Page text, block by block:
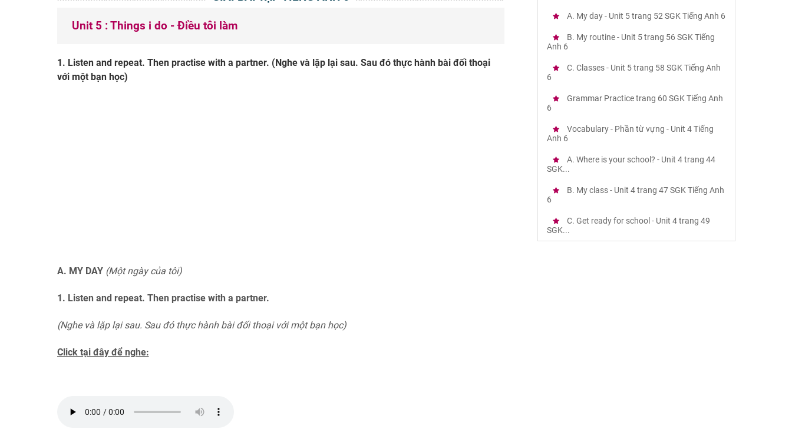
Unit 5 : Things i do - Điều tôi làm
1. Listen and repeat. Then practise with a partner. (Nghe và lặp lại sau. Sau đó thực hành bài đối thoại
với một bạn học)
A. MY DAY (Một ngày của tôi)
1. Listen and repeat. Then practise with a partner.
(Nghe và lặp lại sau. Sau đó thực hành bài đối thoại với một bạn học)
Click tại đây để nghe:
A. My day - Unit 5 trang 52 SGK Tiếng Anh 6
B. My routine - Unit 5 trang 56 SGK Tiếng
Anh 6
C. Classes - Unit 5 trang 58 SGK Tiếng Anh
6
Grammar Practice trang 60 SGK Tiếng Anh
6
Vocabulary - Phần từ vựng - Unit 4 Tiếng
Anh 6
A. Where is your school? - Unit 4 trang 44
SGK...
B. My class - Unit 4 trang 47 SGK Tiếng Anh
6
C. Get ready for school - Unit 4 trang 49
SGK...